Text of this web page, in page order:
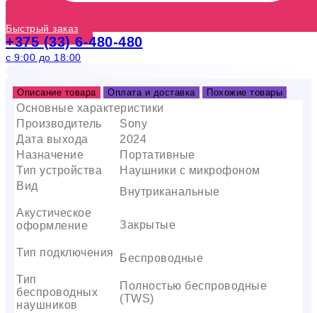
Быстрый заказ
+375 (33) 6-480-480
с 9:00 до 18:00
Описание товара Оплата и доставка Похожие товары
Основные характеристики
Производитель
Sony
Дата выхода
2024
Назначение
Портативные
Тип устройства
Наушники с микрофоном
Вид
Внутриканальные
Акустическое
оформление
Закрытые
Тип подключения
Беспроводные
Тип
беспроводных
наушников
Полностью беспроводные
(TWS)